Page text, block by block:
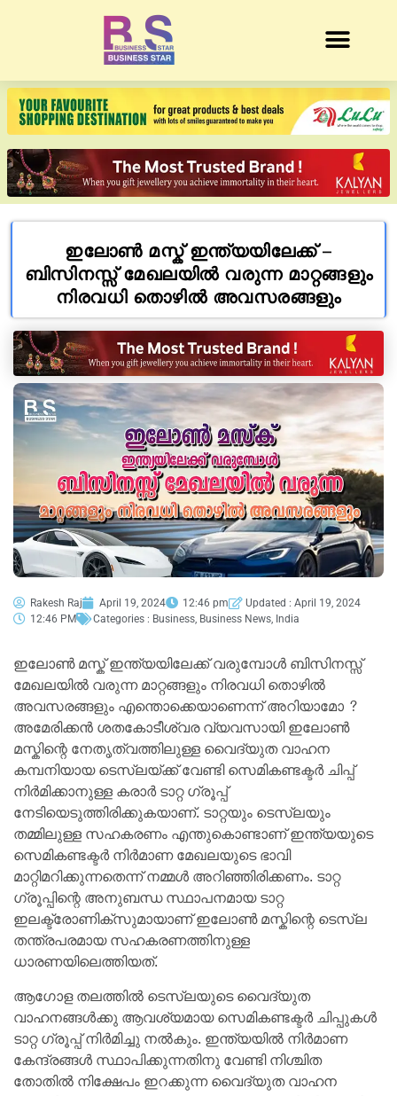
ഇലോൺ മസ്ക് ഇന്ത്യയിലേക്ക് –
ബിസിനസ്സ് മേഖലയിൽ വരുന്ന മാറ്റങ്ങളും
നിരവധി തൊഴിൽ അവസരങ്ങളും
Rakesh Raj April 19, 2024 12:46 pm
Updated : April 19, 2024
12:46 PM
Categories : Business, Business News, India
ഇലോൺ മസ്ക് ഇന്ത്യയിലേക്ക് വരുമ്പോൾ ബിസിനസ്സ്
മേഖലയിൽ വരുന്ന മാറ്റങ്ങളും നിരവധി തൊഴിൽ
അവസരങ്ങളും എന്തൊക്കെയാണെന്ന് അറിയാമോ ?
അമേരിക്കൻ ശതകോടീശ്വര വ്യവസായി ഇലോൺ
മസ്കിന്റെ നേതൃത്വത്തിലുള്ള വൈദ്യുത വാഹന
കമ്പനിയായ ടെസ്ലയ്ക്ക് വേണ്ടി സെമികണ്ടക്ടർ ചിപ്പ്
നിർമിക്കാനുള്ള കരാർ ടാറ്റ ഗ്രൂപ്പ്
നേടിയെടുത്തിരിക്കുകയാണ്. ടാറ്റയും ടെസ്ലയും
തമ്മിലുള്ള സഹകരണം എന്തുകൊണ്ടാണ് ഇന്ത്യയുടെ
സെമികണ്ടക്ടർ നിർമാണ മേഖലയുടെ ഭാവി
മാറ്റിമറിക്കുന്നതെന്ന് നമ്മൾ അറിഞ്ഞിരിക്കണം. ടാറ്റ
ഗ്രൂപ്പിന്റെ അനുബന്ധ സ്ഥാപനമായ ടാറ്റ
ഇലക്ട്രോണിക്സുമായാണ് ഇലോൺ മസ്കിന്റെ ടെസ്ല
തന്ത്രപരമായ സഹകരണത്തിനുള്ള
ധാരണയിലെത്തിയത്.
ആഗോള തലത്തിൽ ടെസ്ലയുടെ വൈദ്യുത
വാഹനങ്ങൾക്കു ആവശ്യമായ സെമികണ്ടക്ടർ ചിപ്പുകൾ
ടാറ്റ ഗ്രൂപ്പ് നിർമിച്ചു നൽകും. ഇന്ത്യയിൽ നിർമാണ
കേന്ദ്രങ്ങൾ സ്ഥാപിക്കുന്നതിനു വേണ്ടി നിശ്ചിത
തോതിൽ നിക്ഷേപം ഇറക്കുന്ന വൈദ്യുത വാഹന